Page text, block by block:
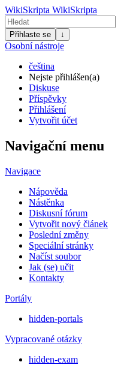
WikiSkripta WikiSkripta
Přihlaste se ↓
Osobní nástroje
čeština
Nejste přihlášen(a)
Diskuse
Příspěvky
Přihlášení
Vytvořit účet
Navigační menu
Navigace
Nápověda
Nástěnka
Diskusní fórum
Vytvořit nový článek
Poslední změny
Speciální stránky
Načíst soubor
Jak (se) učit
Kontakty
Portály
hidden-portals
Vypracované otázky
hidden-exam